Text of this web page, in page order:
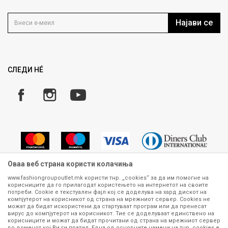
Кариера
Како да купите
Замена и рефундација на производи
Плаќање
Најави се
СЛЕДИ НÉ
Сите информации околу производите кои се изложени на нашата
онлајн продавница се стремиме да бидат конкретни, точни и прецизни,
меѓутоа не можеме да гарантираме дека се без ниту една грешка или
пак дека сите производи во моментот се достапни на залиха.
Фотографиите се најверодостојниот приказ на производот. Доколку
Оваа веб страна користи колачиња
www.fashiongroupoutlet.mk користи тнр. „cookies“ за да им помогне на
корисниците да го прилагодат користењето на интернетот на своите
потреби. Cookie е текстуален фајл кој се доделува на хард дискот на
компјутерот на корисникот од страна на мрежниот сервер. Cookies не
можат да бидат искористени да стартуваат програм или да пренесат
вирус до компјутерот на корисникот. Тие се доделуваат единствено на
корисниците и можат да бидат прочитани од страна на мрежниот сервер